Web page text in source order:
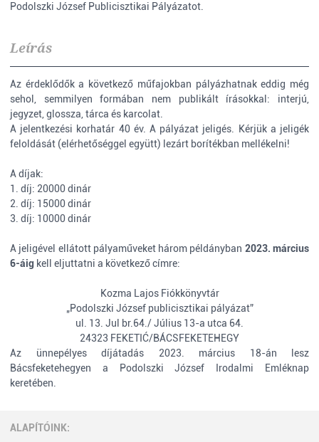
Podolszki József Publicisztikai Pályázatot.
Leírás
Az érdeklődők a következő műfajokban pályázhatnak eddig még
sehol, semmilyen formában nem publikált írásokkal: interjú,
jegyzet, glossza, tárca és karcolat.
A jelentkezési korhatár 40 év. A pályázat jeligés. Kérjük a jeligék
feloldását (elérhetőséggel együtt) lezárt borítékban mellékelni!
A díjak:
1. díj: 20000 dinár
2. díj: 15000 dinár
3. díj: 10000 dinár
A jeligével ellátott pályaműveket három példányban 2023. március
6-áig kell eljuttatni a következő címre:
Kozma Lajos Fiókkönyvtár
„Podolszki József publicisztikai pályázat”
ul. 13. Jul br.64./ Július 13-a utca 64.
24323 FEKETIĆ/BÁCSFEKETEHEGY
Az ünnepélyes díjátadás 2023. március 18-án lesz
Bácsfeketehegyen a Podolszki József Irodalmi Emléknap
keretében.
ALAPÍTÓINK: